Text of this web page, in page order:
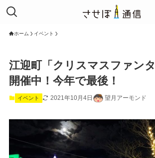
ホーム イベント
江迎町「クリスマスファンタ
開催中！今年で最後！
イベント 2021年10月4日 望月アーモンド